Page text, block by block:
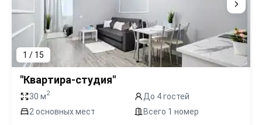
1 / 15
"Квартира-студия"
30 м2
До 4 гостей
2 основных мест
Всего 1 номер